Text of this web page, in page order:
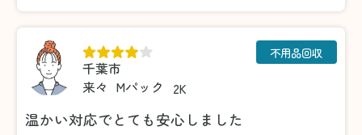
千葉市
来々 Mパック 2K
不用品回収
温かい対応でとても安心しました